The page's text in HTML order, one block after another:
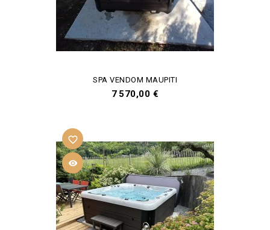
SPA VENDOM MAUPITI
Prix
7 570,00 €

favorite_border